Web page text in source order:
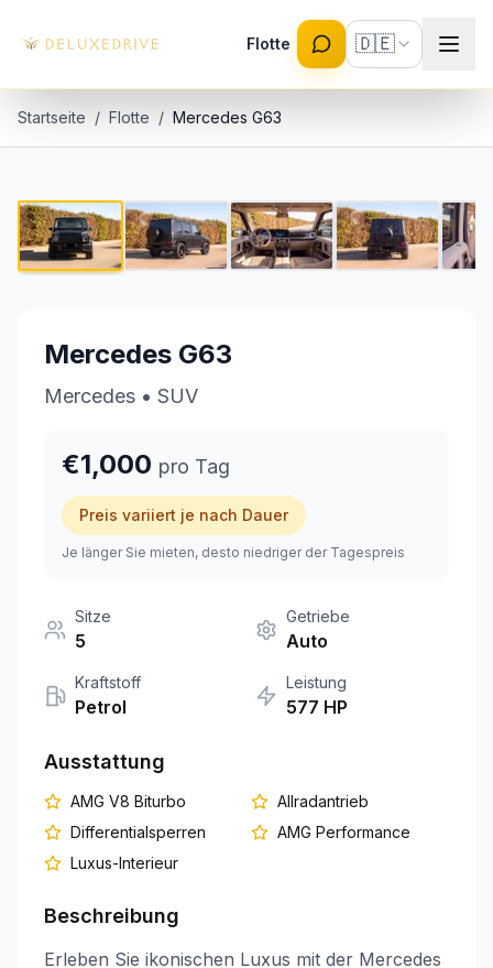
Flotte 🇩🇪
+351 963-584-279
Startseite / Flotte / Mercedes G63
1 / 8
Mercedes G63
Mercedes • SUV
€1,000 pro Tag
Preis variiert je nach Dauer
Je länger Sie mieten, desto niedriger der Tagespreis
Sitze
5
Getriebe
Auto
Kraftstoff
Petrol
Leistung
577 HP
Ausstattung
AMG V8 Biturbo
Allradantrieb
Differentialsperren
AMG Performance
Luxus-Interieur
Beschreibung
Erleben Sie ikonischen Luxus mit der Mercedes